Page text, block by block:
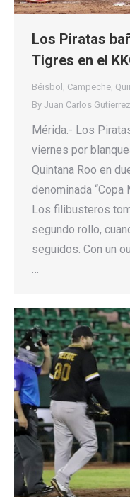
Los Piratas
Tigres en el
Béisbol , Campeche,
By Juan Carlos Gutierrez
Mérida.- Los
viernes por
Quintana Roo en
denominada “Copa
Los filibusteros
segundo rollo,
seguidos. Con un
…